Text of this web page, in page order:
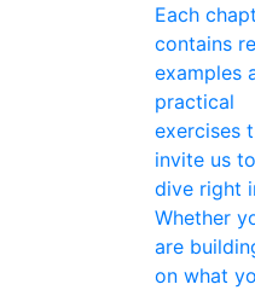
Each
contains
examples
practical
exercises
invite us to
dive right
Whether
are
on what